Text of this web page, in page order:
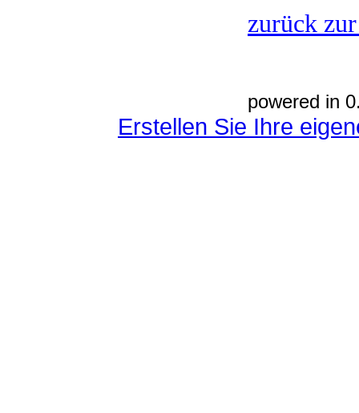
zurück
powered in
Erstellen Sie Ihre